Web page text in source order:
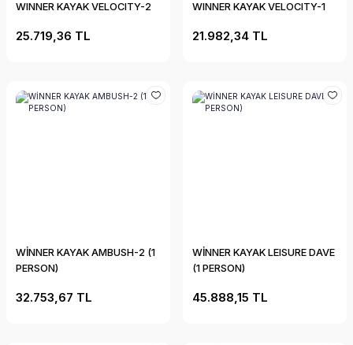
WINNER KAYAK VELOCITY-2
25.719,36 TL
WINNER KAYAK VELOCITY-1
21.982,34 TL
WİNNER KAYAK AMBUSH-2 (1
PERSON)
32.753,67 TL
WİNNER KAYAK LEISURE DAVE
(1 PERSON)
45.888,15 TL